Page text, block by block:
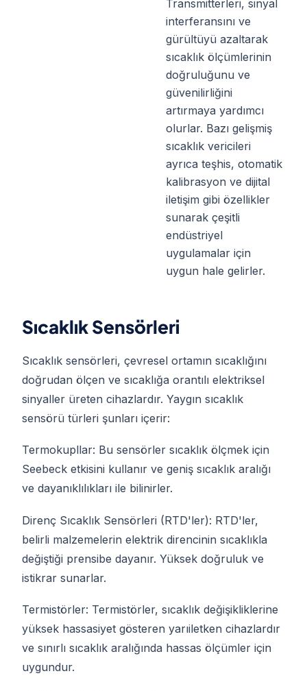
Transmitterleri, sinyal
interferansını ve
gürültüyü azaltarak
sıcaklık ölçümlerinin
doğruluğunu ve
güvenilirliğini
artırmaya yardımcı
olurlar. Bazı gelişmiş
sıcaklık vericileri
ayrıca teşhis, otomatik
kalibrasyon ve dijital
iletişim gibi özellikler
sunarak çeşitli
endüstriyel
uygulamalar için
uygun hale gelirler.
Sıcaklık Sensörleri
Sıcaklık sensörleri, çevresel ortamın sıcaklığını
doğrudan ölçen ve sıcaklığa orantılı elektriksel
sinyaller üreten cihazlardır. Yaygın sıcaklık
sensörü türleri şunları içerir:
Termokupllar: Bu sensörler sıcaklık ölçmek için
Seebeck etkisini kullanır ve geniş sıcaklık aralığı
ve dayanıklılıkları ile bilinirler.
Direnç Sıcaklık Sensörleri (RTD'ler): RTD'ler,
belirli malzemelerin elektrik direncinin sıcaklıkla
değiştiği prensibe dayanır. Yüksek doğruluk ve
istikrar sunarlar.
Termistörler: Termistörler, sıcaklık değişikliklerine
yüksek hassasiyet gösteren yarıiletken cihazlardır
ve sınırlı sıcaklık aralığında hassas ölçümler için
uygundur.